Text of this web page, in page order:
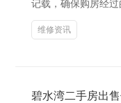
记载，确保购房经
维修资讯
碧水湾二手房出